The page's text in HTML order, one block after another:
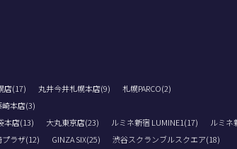
店(17) 丸井今井札幌本店(9)
札幌PARCO(2)
崎本店(3)
本店(13) 大丸東京店(23) ルミネ新宿 LUMINE1(17)
ルミネ
プラザ(12) GINZA SIX(25)
渋谷スクランブルスクエア(18)